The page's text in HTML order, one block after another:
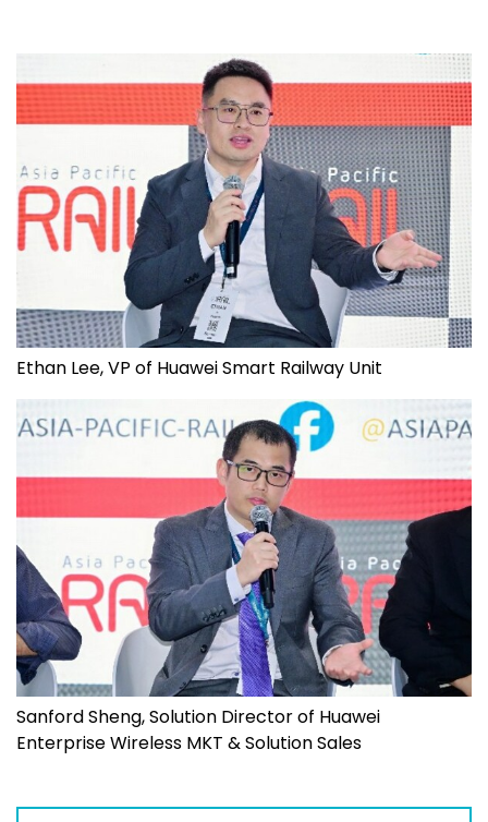
Ethan Lee, VP of Huawei Smart Railway Unit
Sanford Sheng, Solution Director of Huawei
Enterprise Wireless MKT & Solution Sales